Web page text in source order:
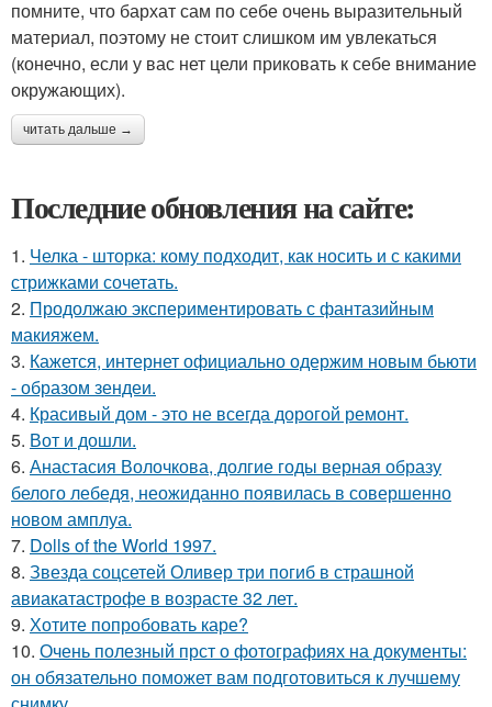
помните, что бархат сам по себе очень выразительный
материал, поэтому не стоит слишком им увлекаться
(конечно, если у вас нет цели приковать к себе внимание
окружающих).
читать дальше →
Последние обновления на сайте:
1. Челка - шторка: кому подходит, как носить и с какими
стрижками сочетать.
2. Продолжаю экспериментировать с фантазийным
макияжем.
3. Кажется, интернет официально одержим новым бьюти
- образом зендеи.
4. Красивый дом - это не всегда дорогой ремонт.
5. Вот и дошли.
6. Анастасия Волочкова, долгие годы верная образу
белого лебедя, неожиданно появилась в совершенно
новом амплуа.
7. Dolls of the World 1997.
8. Звезда соцсетей Оливер три погиб в страшной
авиакатастрофе в возрасте 32 лет.
9. Хотите попробовать каре?
10. Очень полезный прст о фотографиях на документы:
он обязательно поможет вам подготовиться к лучшему